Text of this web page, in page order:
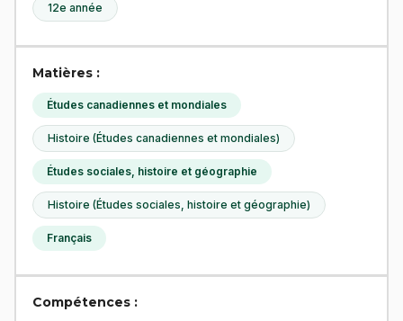
12e année
Matières :
Études canadiennes et mondiales
Histoire (Études canadiennes et mondiales)
Études sociales, histoire et géographie
Histoire (Études sociales, histoire et géographie)
Français
Compétences :